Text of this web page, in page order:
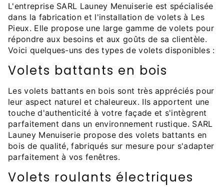
L'entreprise SARL Launey Menuiserie est spécialisée
dans la fabrication et l'installation de volets à Les
Pieux. Elle propose une large gamme de volets pour
répondre aux besoins et aux goûts de sa clientèle.
Voici quelques-uns des types de volets disponibles :
Volets battants en bois
Les volets battants en bois sont très appréciés pour
leur aspect naturel et chaleureux. Ils apportent une
touche d'authenticité à votre façade et s'intègrent
parfaitement dans un environnement rustique. SARL
Launey Menuiserie propose des volets battants en
bois de qualité, fabriqués sur mesure pour s'adapter
parfaitement à vos fenêtres.
Volets roulants électriques